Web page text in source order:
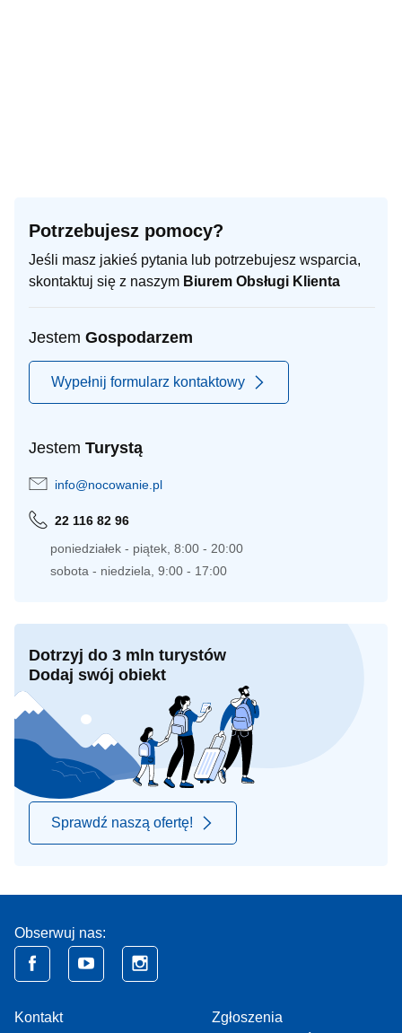
Potrzebujesz pomocy?
Jeśli masz jakieś pytania lub potrzebujesz wsparcia,
skontaktuj się z naszym Biurem Obsługi Klienta
Jestem Gospodarzem
Wypełnij formularz kontaktowy
Jestem Turystą
info@nocowanie.pl
22 116 82 96
poniedziałek - piątek, 8:00 - 20:00
sobota - niedziela, 9:00 - 17:00
Dotrzyj do 3 mln turystów
Dodaj swój obiekt
Sprawdź naszą ofertę!
Obserwuj nas:
Kontakt
Zgłoszenia